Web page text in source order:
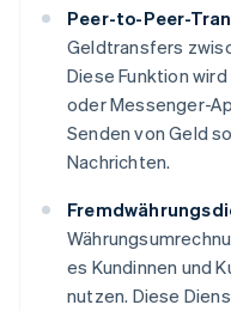
Peer-to-Peer-
Geldtransfers
Diese Funktion
oder Messenger-
Senden von Geld
Nachrichten.
es Kundinnen und
nutzen. Diese